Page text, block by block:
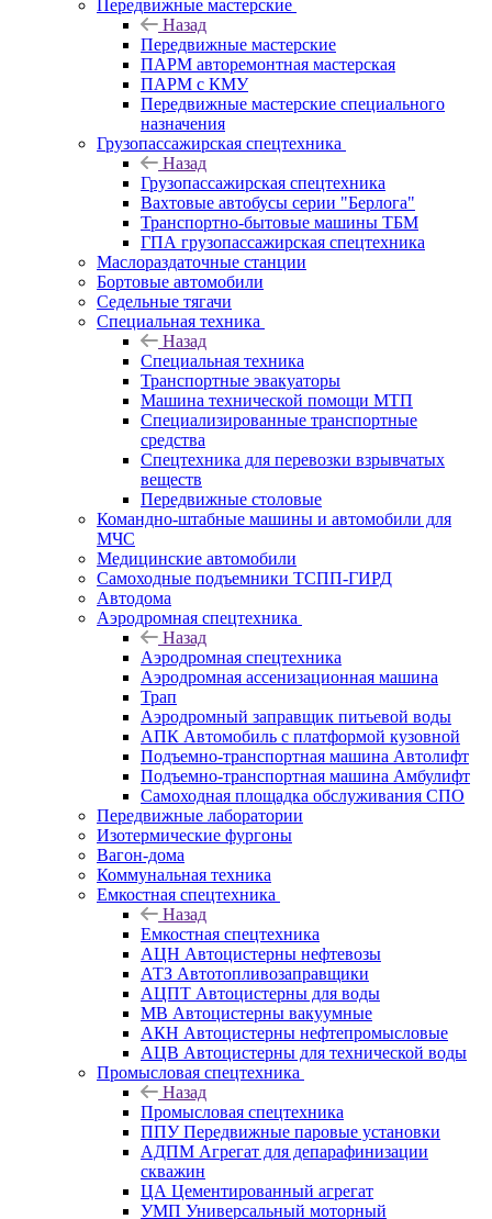
Передвижные мастерские
Назад
Передвижные мастерские
ПАРМ авторемонтная мастерская
ПАРМ с КМУ
Передвижные мастерские специального
назначения
Грузопассажирская спецтехника
Назад
Грузопассажирская спецтехника
Вахтовые автобусы серии "Берлога"
Транспортно-бытовые машины ТБМ
ГПА грузопассажирская спецтехника
Маслораздаточные станции
Бортовые автомобили
Седельные тягачи
Специальная техника
Назад
Специальная техника
Транспортные эвакуаторы
Машина технической помощи МТП
Специализированные транспортные
средства
Спецтехника для перевозки взрывчатых
веществ
Передвижные столовые
Командно-штабные машины и автомобили для
МЧС
Медицинские автомобили
Самоходные подъемники ТСПП-ГИРД
Автодома
Аэродромная спецтехника
Назад
Аэродромная спецтехника
Аэродромная ассенизационная машина
Трап
Аэродромный заправщик питьевой воды
АПК Автомобиль с платформой кузовной
Подъемно-транспортная машина Автолифт
Подъемно-транспортная машина Амбулифт
Самоходная площадка обслуживания СПО
Передвижные лаборатории
Изотермические фургоны
Вагон-дома
Коммунальная техника
Емкостная спецтехника
Назад
Емкостная спецтехника
АЦН Автоцистерны нефтевозы
АТЗ Автотопливозаправщики
АЦПТ Автоцистерны для воды
МВ Автоцистерны вакуумные
АКН Автоцистерны нефтепромысловые
АЦВ Автоцистерны для технической воды
Промысловая спецтехника
Назад
Промысловая спецтехника
ППУ Передвижные паровые установки
АДПМ Агрегат для депарафинизации
скважин
ЦА Цементированный агрегат
УМП Универсальный моторный